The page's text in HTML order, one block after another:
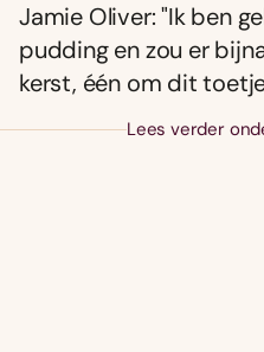
Jamie Oliver: "Ik ben
pudding en zou er
kerst, één om dit
Lees verder